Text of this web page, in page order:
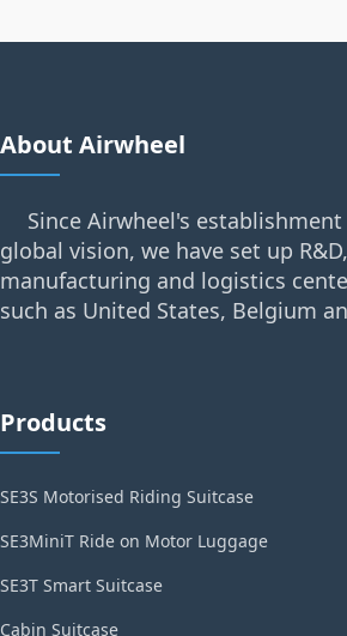
About Airwheel
Since Airwheel's
global vision, we have set up
manufacturing and logistics
such as United States, Belgium
Products
SE3S Motorised Riding Suitcase
SE3MiniT Ride on Motor Luggage
SE3T Smart Suitcase
Cabin Suitcase